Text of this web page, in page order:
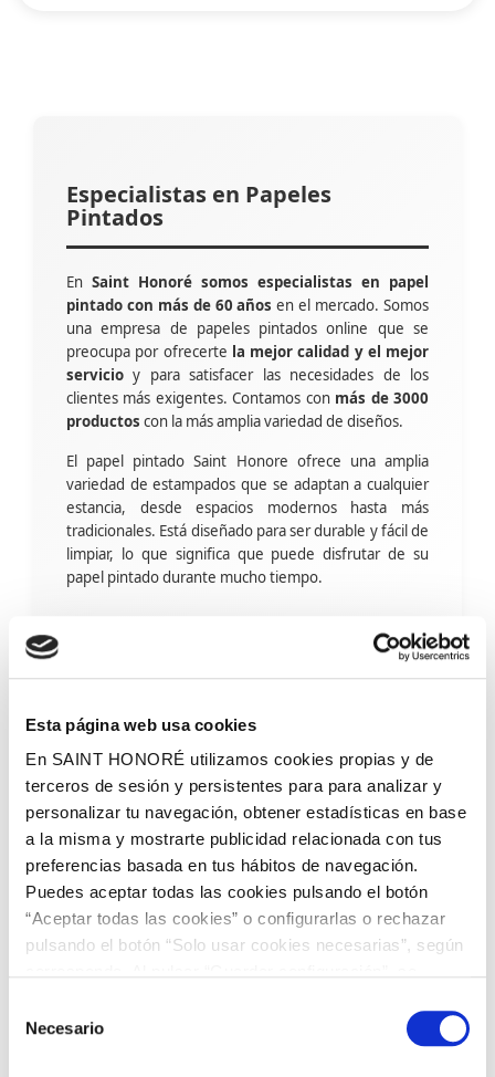
Esta página web usa cookies
En SAINT HONORÉ utilizamos cookies propias y de
terceros de sesión y persistentes para para analizar y
personalizar tu navegación, obtener estadísticas en base
a la misma y mostrarte publicidad relacionada con tus
preferencias basada en tus hábitos de navegación.
Puedes aceptar todas las cookies pulsando el botón
“Aceptar todas las cookies” o configurarlas o rechazar
pulsando el botón “Solo usar cookies necesarias”, según
no has seleccionado ninguna opción, pulsar este botón
equivaldrá a rechazar todas las cookies. Si deseas
Necesario
Especialistas en Papeles
Pintados
En Saint Honoré somos especialistas en papel
pintado con más de 60 años en el mercado. Somos
una empresa de papeles pintados online que se
preocupa por ofrecerte la mejor calidad y el mejor
servicio y para satisfacer las necesidades de los
clientes más exigentes. Contamos con más de 3000
productos con la más amplia variedad de diseños.
El papel pintado Saint Honore ofrece una amplia
variedad de estampados que se adaptan a cualquier
estancia, desde espacios modernos hasta más
tradicionales. Está diseñado para ser durable y fácil de
limpiar, lo que significa que puede disfrutar de su
papel pintado durante mucho tiempo.
¿Como encuentro los papeles pintados
EnSaint Honoréte ayudados fácilmente a que encuentres el
papel de pared que buscas. Por esoclasificamos nuestros
papeles pintados según el diseño, estilo, material o
estancia.
¿Qué estampado de papel pintado
necesitas?